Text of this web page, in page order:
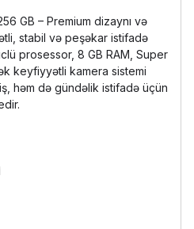
GB – Premium dizaynı və
stabil və peşəkar istifadə
prosessor, 8 GB RAM, Super
keyfiyyətli kamera sistemi
həm də gündəlik istifadə üçün